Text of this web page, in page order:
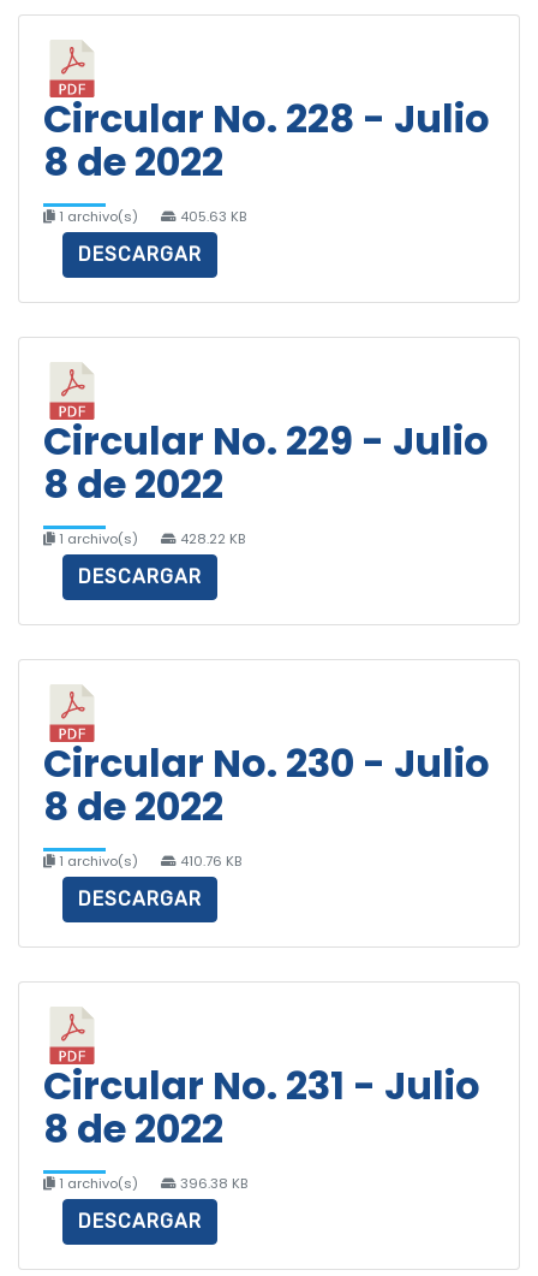
Circular No. 228 - Julio
8 de 2022
1 archivo(s) 405.63 KB
DESCARGAR
Circular No. 229 - Julio
8 de 2022
1 archivo(s) 428.22 KB
DESCARGAR
Circular No. 230 - Julio
8 de 2022
1 archivo(s) 410.76 KB
DESCARGAR
Circular No. 231 - Julio
8 de 2022
1 archivo(s) 396.38 KB
DESCARGAR